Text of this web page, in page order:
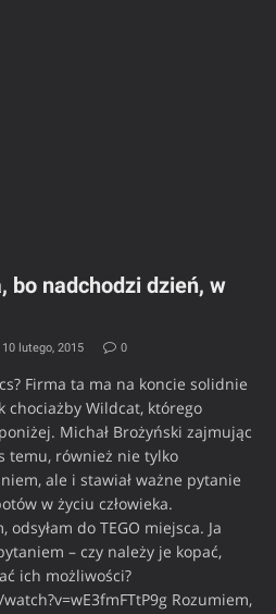
bo nadchodzi dzień, w
10 lutego, 2015 0
Firma ta ma na koncie solidnie
chociażby Wildcat, którego
Michał Brożyński zajmując
temu, również nie tylko
ale i stawiał ważne pytanie
w życiu człowieka.
do TEGO miejsca. Ja
– czy należy je kopać,
ich możliwości?
Rozumiem,